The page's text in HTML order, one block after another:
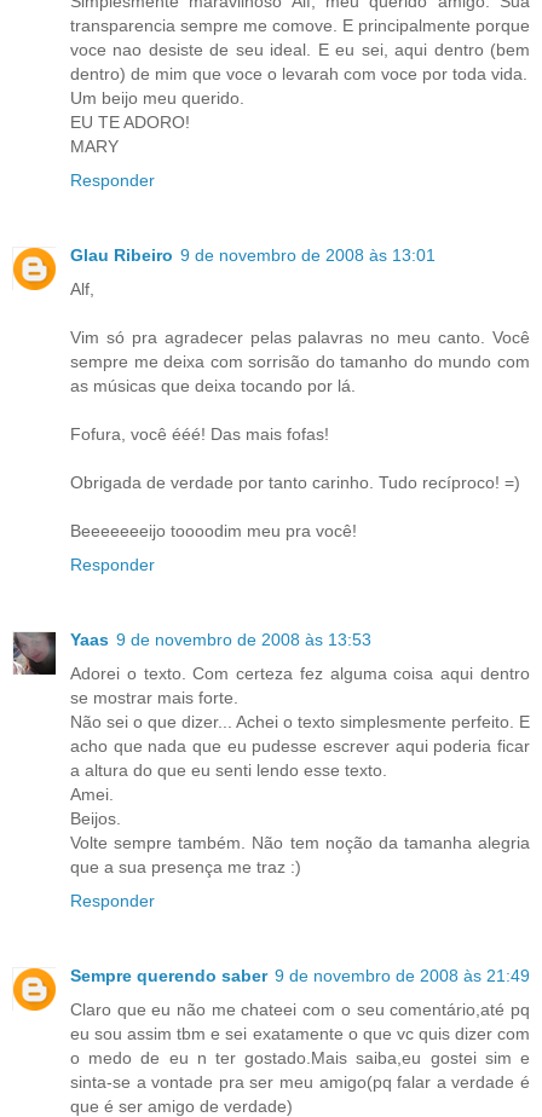
transparencia sempre me comove. E principalmente porque
voce nao desiste de seu ideal. E eu sei, aqui dentro (bem
dentro) de mim que voce o levarah com voce por toda vida.
Um beijo meu querido.
EU TE ADORO!
MARY
Responder
Glau Ribeiro 9 de novembro de 2008 às 13:01
Alf,
Vim só pra agradecer pelas palavras no meu canto. Você
sempre me deixa com sorrisão do tamanho do mundo com
as músicas que deixa tocando por lá.
Fofura, você ééé! Das mais fofas!
Obrigada de verdade por tanto carinho. Tudo recíproco! =)
Beeeeeeeijo toooodim meu pra você!
Responder
Yaas 9 de novembro de 2008 às 13:53
Adorei o texto. Com certeza fez alguma coisa aqui dentro
se mostrar mais forte.
Não sei o que dizer... Achei o texto simplesmente perfeito. E
acho que nada que eu pudesse escrever aqui poderia ficar
a altura do que eu senti lendo esse texto.
Amei.
Beijos.
Volte sempre também. Não tem noção da tamanha alegria
que a sua presença me traz :)
Responder
Sempre querendo saber 9 de novembro de 2008 às 21:49
Claro que eu não me chateei com o seu comentário,até pq
eu sou assim tbm e sei exatamente o que vc quis dizer com
o medo de eu n ter gostado.Mais saiba,eu gostei sim e
sinta-se a vontade pra ser meu amigo(pq falar a verdade é
que é ser amigo de verdade)